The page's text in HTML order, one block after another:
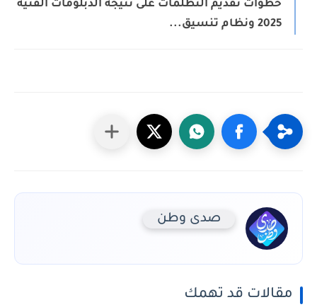
خطوات تقديم التظلمات على نتيجة الدبلومات الفنية
2025 ونظام تنسيق...
صدى وطن
مقالات قد تهمك